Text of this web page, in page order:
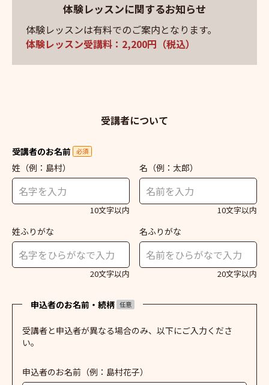
体験レッスンに関するお知らせ
体験レッスンは有料でのご案内となります。
体験レッスン受講料：2,200円（税込）
受講者について
受講者のお名前 必須
姓 （例：島村）
10文字以内
名 （例：太郎）
10文字以内
姓ふりがな
20文字以内
名ふりがな
20文字以内
申込者のお名前・続柄 任意
受講者と申込者が異なる場合のみ、以下にご入力くださ
い。
申込者のお名前 （例：島村花子）